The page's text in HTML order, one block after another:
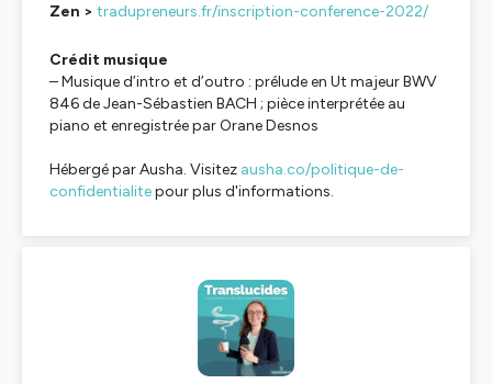
Zen > tradupreneurs.fr/inscription-conference-2022/
Crédit musique
– Musique d’intro et d’outro : prélude en Ut majeur BWV
846 de Jean-Sébastien BACH ; pièce interprétée au
piano et enregistrée par Orane Desnos
Hébergé par Ausha. Visitez ausha.co/politique-de-
confidentialitepour plus d'informations.